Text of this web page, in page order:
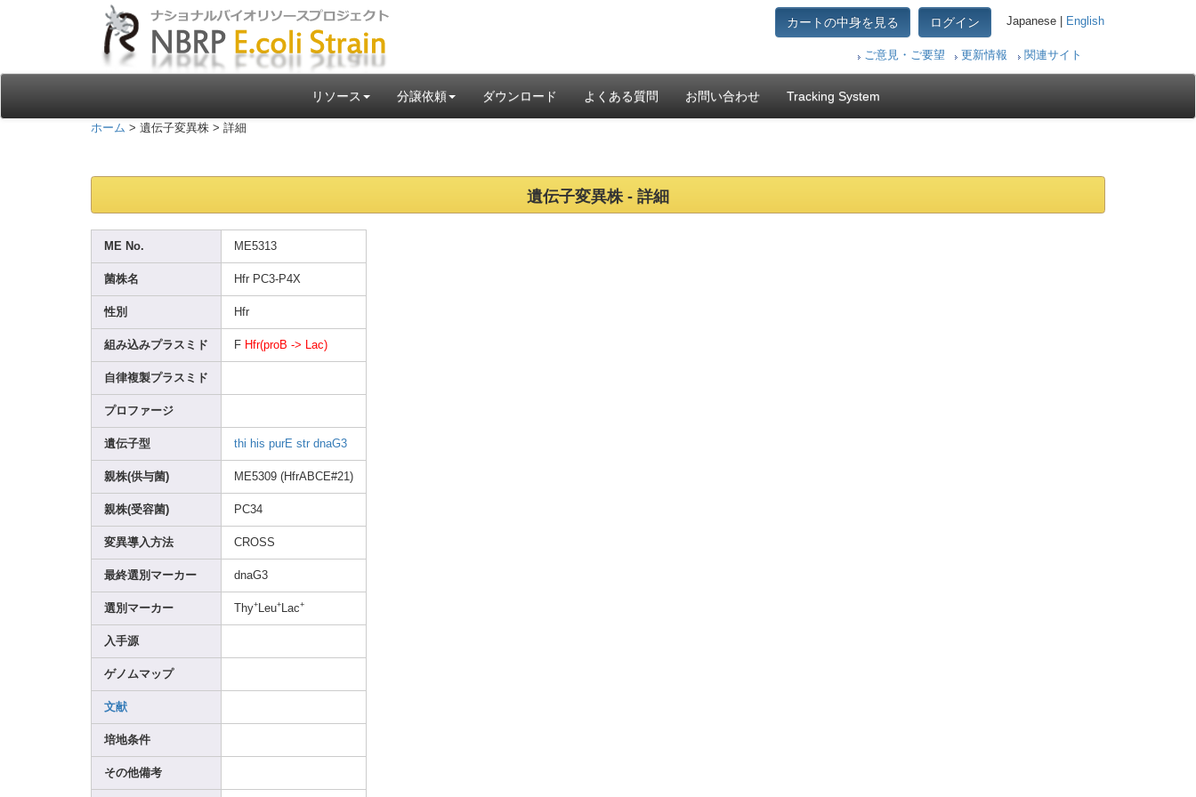
カートの中身を見る ログイン Japanese | English
ご意見・ご要望 更新情報 関連サイト
リソース 分譲依頼 ダウンロード よくある質問 お問い合わせ Tracking System
ホーム > 遺伝子変異株 > 詳細
遺伝子変異株 - 詳細
ME No. ME5313
菌株名 Hfr PC3-P4X
性別 Hfr
組み込みプラスミド F Hfr(proB -> Lac)
自律複製プラスミド
プロファージ
遺伝子型 thi his purE str dnaG3
親株(供与菌) ME5309 (HfrABCE#21)
親株(受容菌) PC34
変異導入方法 CROSS
最終選別マーカー dnaG3
選別マーカー Thy+Leu+Lac+
入手源
ゲノムマップ
文献
培地条件
その他備考